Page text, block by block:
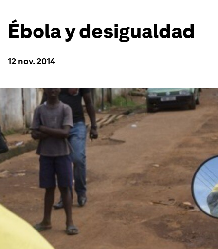
Ébola y desigualdad
12 nov. 2014